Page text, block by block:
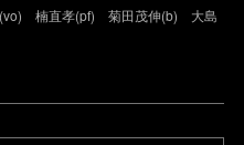
(vo) 楠直孝(pf) 菊田茂伸(b) 大島